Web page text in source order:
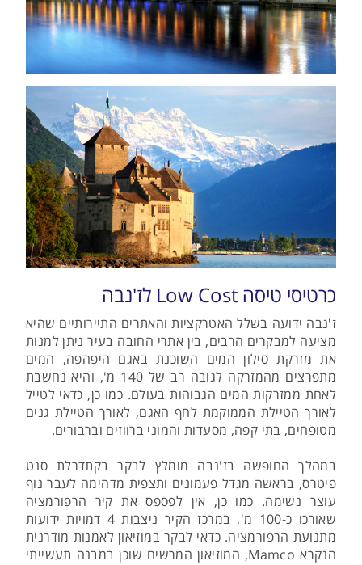
כרטיסי טיסה Low Cost לז'נבה
ז'נבה ידועה בשלל האטרקציות והאתרים התיירותיים שהיא
מציעה למבקרים הרבים, בין אתרי החובה בעיר ניתן למנות
את מזרקת סילון המים השוכנת באגם היפהפה, המים
מתפרצים מהמזרקה לגובה רב של 140 מ', והיא נחשבת
לאחת ממזרקות המים הגבוהות בעולם. כמו כן, כדאי לטייל
לאורך הטיילת הממוקמת לחף האגם, לאורך הטיילת גנים
מטופחים, בתי קפה, מסעדות והמוני ברווזים וברבורים.
במהלך החופשה בז'נבה מומלץ לבקר בקתדרלת סנט
פיטרס, בראשה מגדל פעמונים ותצפית מדהימה לעבר נוף
עוצר נשימה. כמו כן, אין לפספס את קיר הרפורמציה
שאורכו כ-100 מ', במרכז הקיר ניצבות 4 דמויות ידועות
מתנועת הרפורמציה. כדאי לבקר במוזיאון לאמנות מודרנית
הנקרא Mamco, המוזיאון המרשים שוכן במבנה תעשייתי